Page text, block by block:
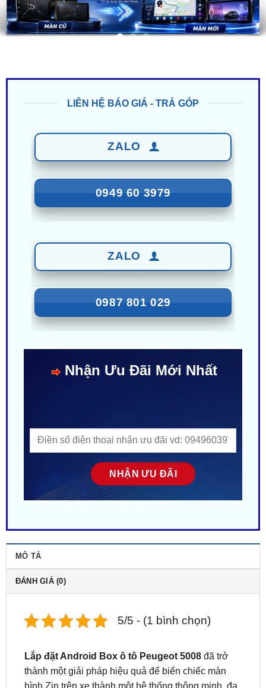
0949 60 3979
0987 801 029
ĐÁNH GIÁ (0)
Lắp đặt Android Box ô tô Peugeot 5008đã trở
hình Zin trên xe thành một hệ thống thông minh, đa
dạng tính năng, mang lại trải nghiệm hoàn toàn mới
mẻ cho người lái và hành khách. Android box là sự